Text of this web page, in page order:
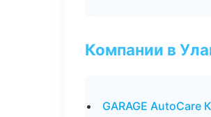
Компании в
GARAGE